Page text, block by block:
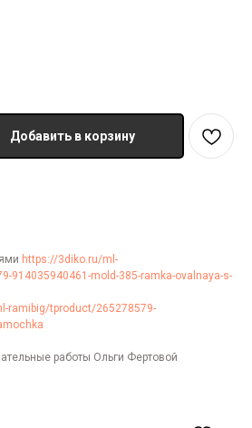
Добавить в корзину
https://3diko.ru/ml-
914035940461-mold-385-ramka-ovalnaya-s-
ramibig/tproduct/265278579-
работы Ольги Фертовой